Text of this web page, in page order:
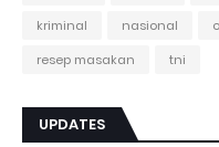
kriminal
nasional
resep masakan
tni
UPDATES